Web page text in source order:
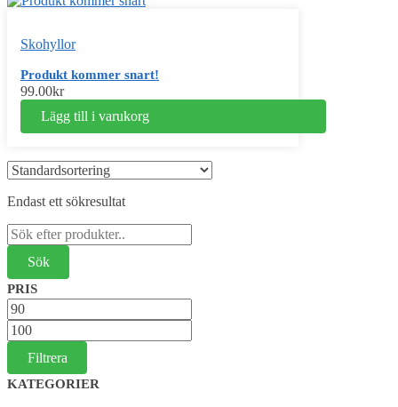
Skohyllor
Produkt kommer snart!
99.00kr
Lägg till i varukorg
Endast ett sökresultat
Sök
efter:
PRIS
Min
pris
Max
pris
Filtrera
KATEGORIER